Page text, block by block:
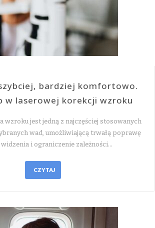
bardziej komfortowo.
w laserowej korekcji wzroku
wzroku jest jedną z najczęściej stosowanych
wad, umożliwiającą trwałą poprawę
i ograniczenie zależności…
CZYTAJ